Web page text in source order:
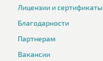
Лицензии и сертификаты
Благодарности
Партнерам
Вакансии